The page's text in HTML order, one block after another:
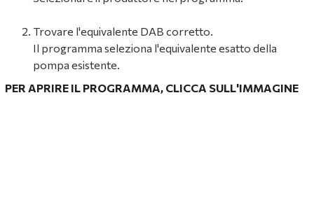
Trovare l'equivalente DAB corretto.
Il programma seleziona l'equivalente esatto della
pompa esistente.
PER APRIRE IL PROGRAMMA, CLICCA SULL'IMMAGINE